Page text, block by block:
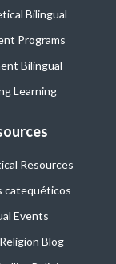
Bilingual
Programs
Bilingual
Learning
Resources
catequéticos
Events
Blog